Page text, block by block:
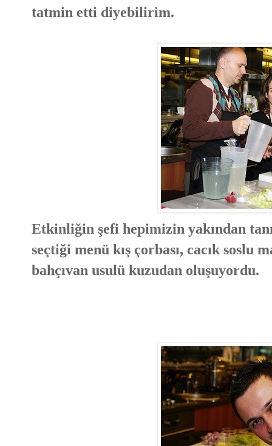
tatmin etti diyebilirim.
Etkinliğin şefi hepimizin yakından
seçtiği menü kış çorbası, cacık soslu
bahçıvan usulü kuzudan oluşuyordu.